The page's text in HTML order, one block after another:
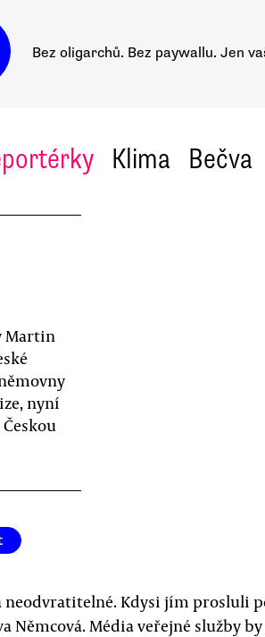
Bez oligarchů. Bez paywallu. Jen
Klima Bečva
Martin
nyní
neodvratitelné. Kdysi jím prosluli
Němcová. Média veřejné služby